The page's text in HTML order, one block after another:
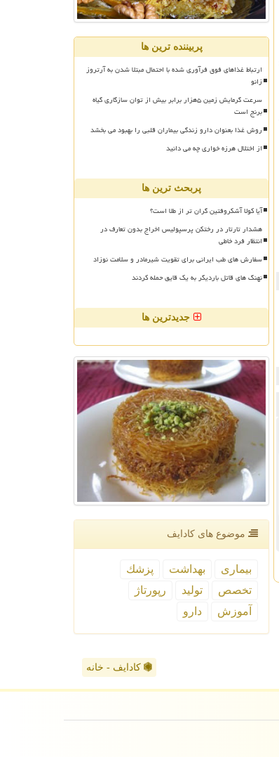
پربیننده ترین ها
ارتباط غذاهای فوق فرآوری شده با احتمال مبتلا شدن به آرتروز
زانو
سرعت گرمایش زمین ۵هزار برابر بیش از توان سازگاری گیاه
برنج است
روش غذا بعنوان دارو زندگی بیماران قلبی را بهبود می بخشد
از اختلال هرزه خواری چه می دانید
پربحث ترین ها
آیا کولا آشکروفتین گران تر از طلا است؟
هشدار تارتار در رختکن پرسپولیس اخراج بدون تعارف در
انتظار فرد خاطی
سفارش های طب ایرانی برای تقویت شیرمادر و سلامت نوزاد
نهنگ های قاتل باردیگر به یک قایق حمله کردند
جدیدترین ها
موضوع های كادایف
بیماری بهداشت
پزشك
تخصص
تولید
رپورتاژ
آموزش
دارو
کادایف - خانه